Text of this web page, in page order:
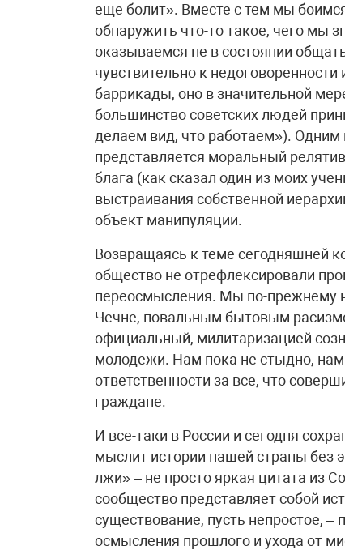
еще болит». Вместе с тем мы
обнаружить что-то такое, чего мы
оказываемся не в состоянии
чувствительно к
баррикады, оно в значительной
большинство советских людей
делаем вид, что работаем»). Одним
представляется моральный
блага (как сказал один из моих
выстраивания собственной
объект манипуляции.
Возвращаясь к теме сегодняшней
общество не отрефлексировали
переосмысления. Мы по-прежнему
Чечне, повальным бытовым
официальный, милитаризацией
молодежи. Нам пока не стыдно,
ответственности за все, что
граждане.
И все-таки в России и сегодня
мыслит истории нашей страны без
лжи» – не просто яркая цитата из
сообщество представляет собой
существование, пусть непростое,
осмысления прошлого и ухода от